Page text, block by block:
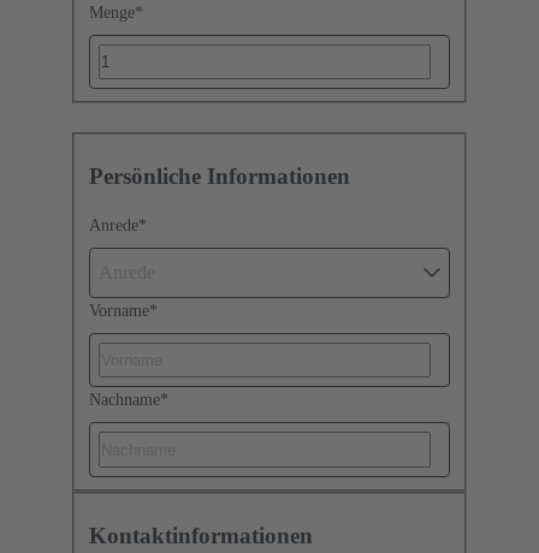
Menge*
Persönliche Informationen
Anrede*
Vorname*
Nachname*
Kontaktinformationen